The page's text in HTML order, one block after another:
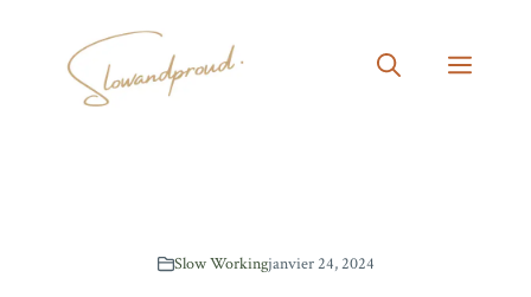
contenu
Slow Workingjanvier 24, 2024